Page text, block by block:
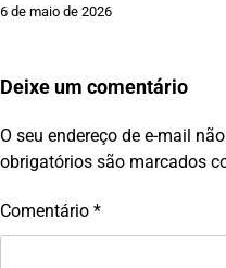
6 de maio de 2026
Deixe um comentário
O seu endereço de e-mail
obrigatórios são marcados
Comentário *